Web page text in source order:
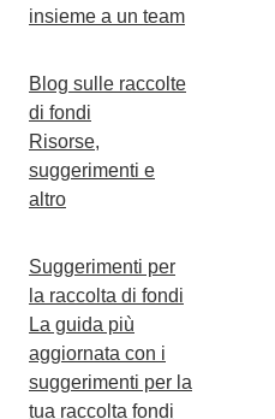
insieme a un team
Blog sulle raccolte
di fondi
Risorse,
suggerimenti e
altro
Suggerimenti per
la raccolta di fondi
La guida più
aggiornata con i
suggerimenti per la
tua raccolta fondi